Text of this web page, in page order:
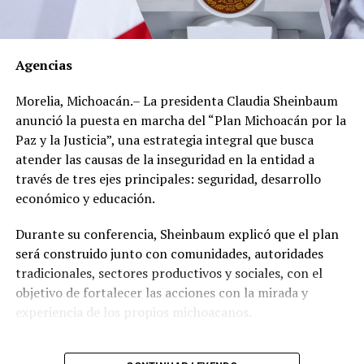
Los documentos oficiales demuestran que el 30 de
de Golf Campestre de San Luis Potosí un inmueble de
millones 671 mil 425 pesos, cuyo pago realizó en una
sola exhibición.
Sin embargo, al hacer una revisión de propiedades en la
zona, se encontró que, en lugar de los 2 millones 671
mil 425 pesos que pagó, el inmueble tiene un valor real
Un año después, el 21 de mayo de 2013, adquirió en el
Fraccionamiento Matamoros, también de San Luis
Potosí, un inmueble de 280 metros cuadrados, con un
valor declarado de 560 mil 700 pesos con pago de
Agencias
Morelia, Michoacán.– La presidenta Claudia Sheinbaum
anunció la puesta en marcha del “Plan Michoacán por la
Paz y la Justicia”, una estrategia integral que busca
atender las causas de la inseguridad en la entidad a
través de tres ejes principales: seguridad, desarrollo
económico y educación.
Durante su conferencia, Sheinbaum explicó que el plan
será construido junto con comunidades, autoridades
tradicionales, sectores productivos y sociales, con el
objetivo de fortalecer las acciones con la mirada y
experiencia de los propios michoacanos.